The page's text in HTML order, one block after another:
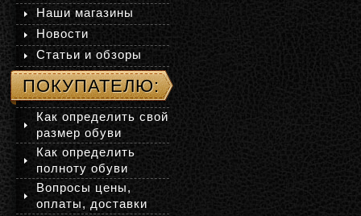
Наши магазины
Новости
Статьи и обзоры
ПОКУПАТЕЛЮ:
Как определить свой
размер обуви
Как определить
полноту обуви
Вопросы цены,
оплаты, доставки